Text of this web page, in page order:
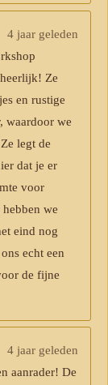
4 jaar geleden
Ze
en rustige
waardoor we
legt de
dat je er
voor
we
eind nog
echt een
de fijne
4 jaar geleden
aanrader! De